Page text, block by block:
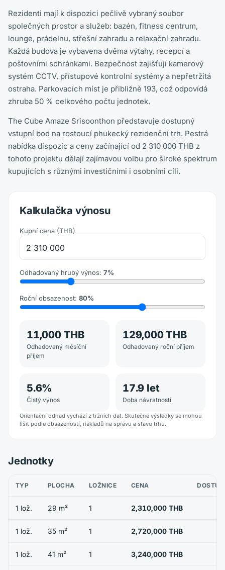
Rezidenti mají k dispozici pečlivě vybraný soubor
společných prostor a služeb: bazén, fitness centrum,
lounge, prádelnu, střešní zahradu a relaxační zahradu.
Každá budova je vybavena dvěma výtahy, recepcí a
poštovními schránkami. Bezpečnost zajišťují kamerový
systém CCTV, přístupové kontrolní systémy a nepřetržitá
ostraha. Parkovacích míst je přibližně 193, což odpovídá
zhruba 50 % celkového počtu jednotek.
The Cube Amaze Srisoonthon představuje dostupný
vstupní bod na rostoucí phukecký rezidenční trh. Pestrá
nabídka dispozic a ceny začínající od 2 310 000 THB z
tohoto projektu dělají zajímavou volbu pro široké spektrum
kupujících s různými investičními i osobními cíli.
Kalkulačka výnosu
Kupní cena (THB)
Odhadovaný hrubý výnos: 7%
Roční obsazenost: 80%
11,000 THB
Odhadovaný měsíční
příjem
129,000 THB
Odhadovaný roční příjem
5.6%
Čistý výnos
17.9 let
Doba návratnosti
Orientační odhad vychází z tržních dat. Skutečné výsledky se mohou
lišit podle obsazenosti, nákladů na správu a stavu trhu.
Jednotky
TYP PLOCHA LOŽNICE CENA
1 lož. 29 m² 1 2,310,000 THB
1 lož. 35 m² 1 2,720,000 THB
1 lož. 41 m² 1 3,240,000 THB